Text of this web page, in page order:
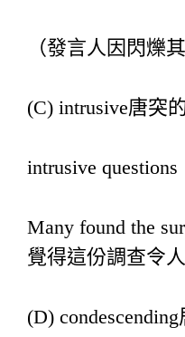
（發言人因閃爍
(C) intrusive唐突
intrusive
Many found the
覺得這份調查令
(D)